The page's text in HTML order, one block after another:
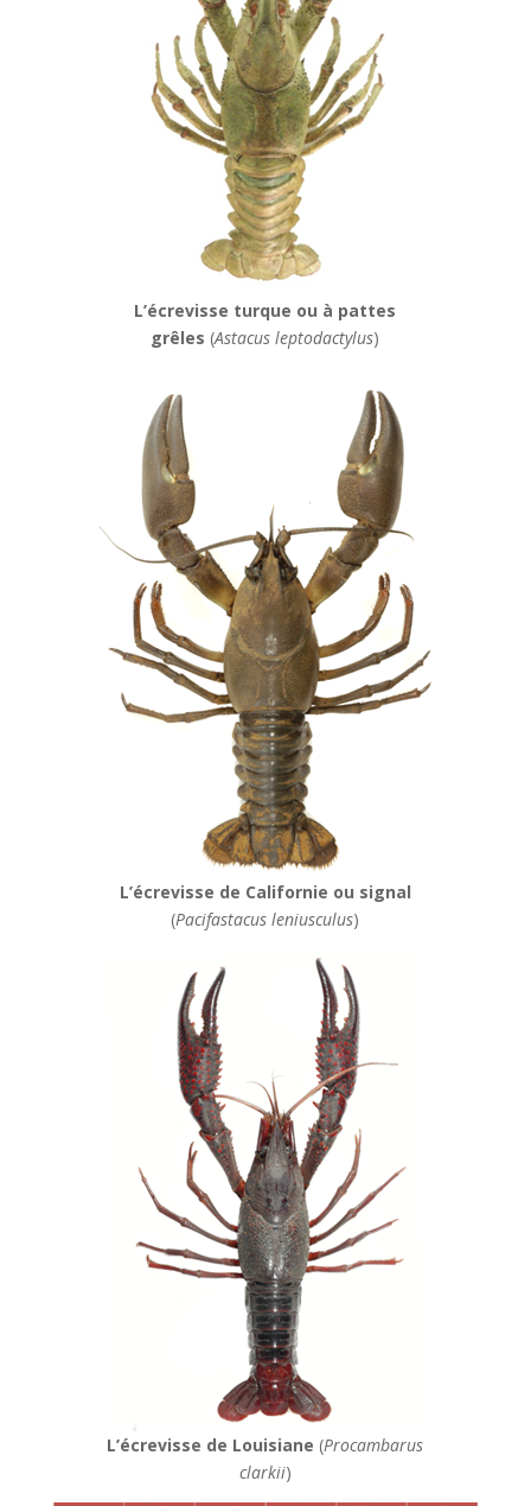
L’écrevisse turque ou à pattes
grêles (Astacus leptodactylus)
L’écrevisse de Californie ou signal
(Pacifastacus leniusculus)
L’écrevisse de Louisiane (Procambarus
clarkii)